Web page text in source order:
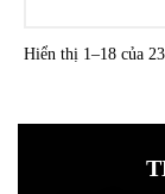
Hiển thị 1–18 của